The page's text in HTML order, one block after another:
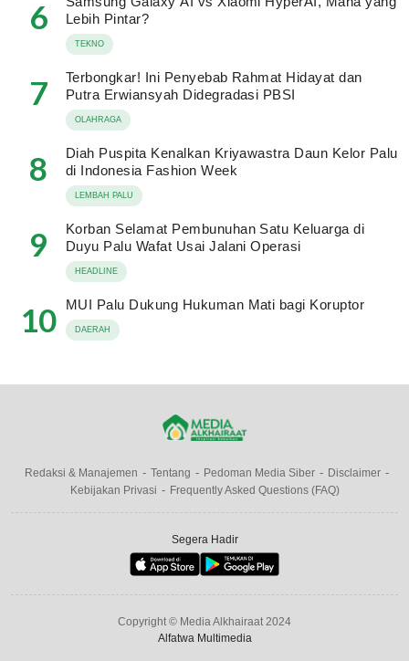
6
Lebih Pintar?
TEKNO
7
Terbongkar! Ini Penyebab Rahmat Hidayat dan
Putra Erwiansyah Didegradasi PBSI
OLAHRAGA
8
Diah Puspita Kenalkan Kriyawastra Daun Kelor Palu
di Indonesia Fashion Week
LEMBAH PALU
9
Korban Selamat Pembunuhan Satu Keluarga di
Duyu Palu Wafat Usai Jalani Operasi
HEADLINE
10 MUI Palu Dukung Hukuman Mati bagi Koruptor
DAERAH
Redaksi & Manajemen Tentang Pedoman Media Siber
Disclaimer
Kebijakan Privasi
Frequently Asked Questions (FAQ)
Segera Hadir
Copyright © Media Alkhairaat 2024
Alfatwa Multimedia